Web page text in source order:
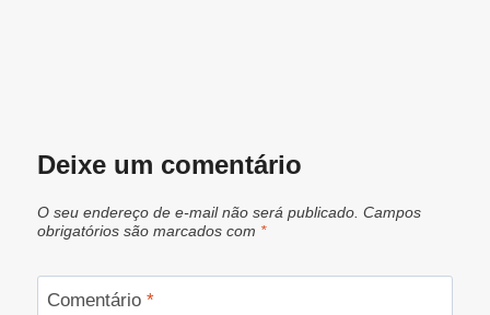
Deixe um comentário
O seu endereço de e-mail não será publicado. Campos
obrigatórios são marcados com *
Comentário *